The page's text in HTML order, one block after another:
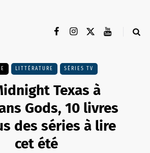
LITTÉRATURE SÉRIES TV
Texas à
Gods, 10 livres
des séries à lire
cet été